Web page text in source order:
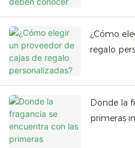
¿Cómo
regalo
Donde la
primeras